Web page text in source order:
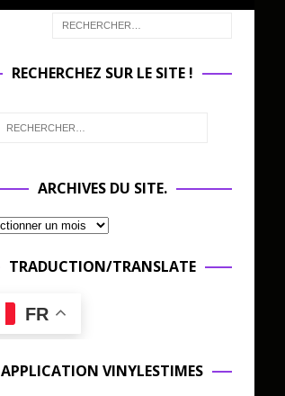
RECHERCHEZ SUR LE SITE !
ARCHIVES DU SITE.
TRADUCTION/TRANSLATE
FR
APPLICATION VINYLESTIMES